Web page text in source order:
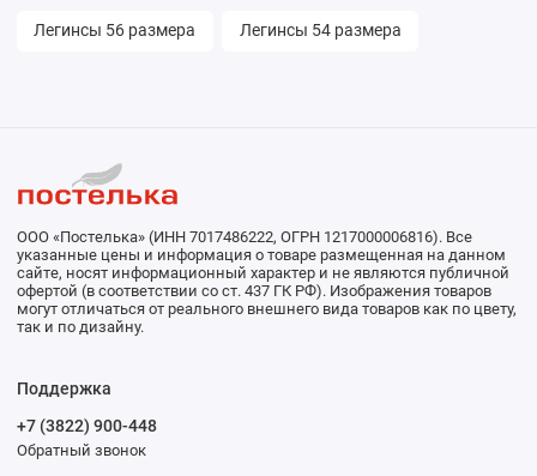
Легинсы 56 размера Легинсы 54 размера
ООО «Постелька» (ИНН 7017486222, ОГРН 1217000006816). Все
указанные цены и информация о товаре размещенная на данном
сайте, носят информационный характер и не являются публичной
офертой (в соответствии со ст. 437 ГК РФ). Изображения товаров
могут отличаться от реального внешнего вида товаров как по цвету,
так и по дизайну.
Поддержка
+7 (3822) 900-448
Обратный звонок